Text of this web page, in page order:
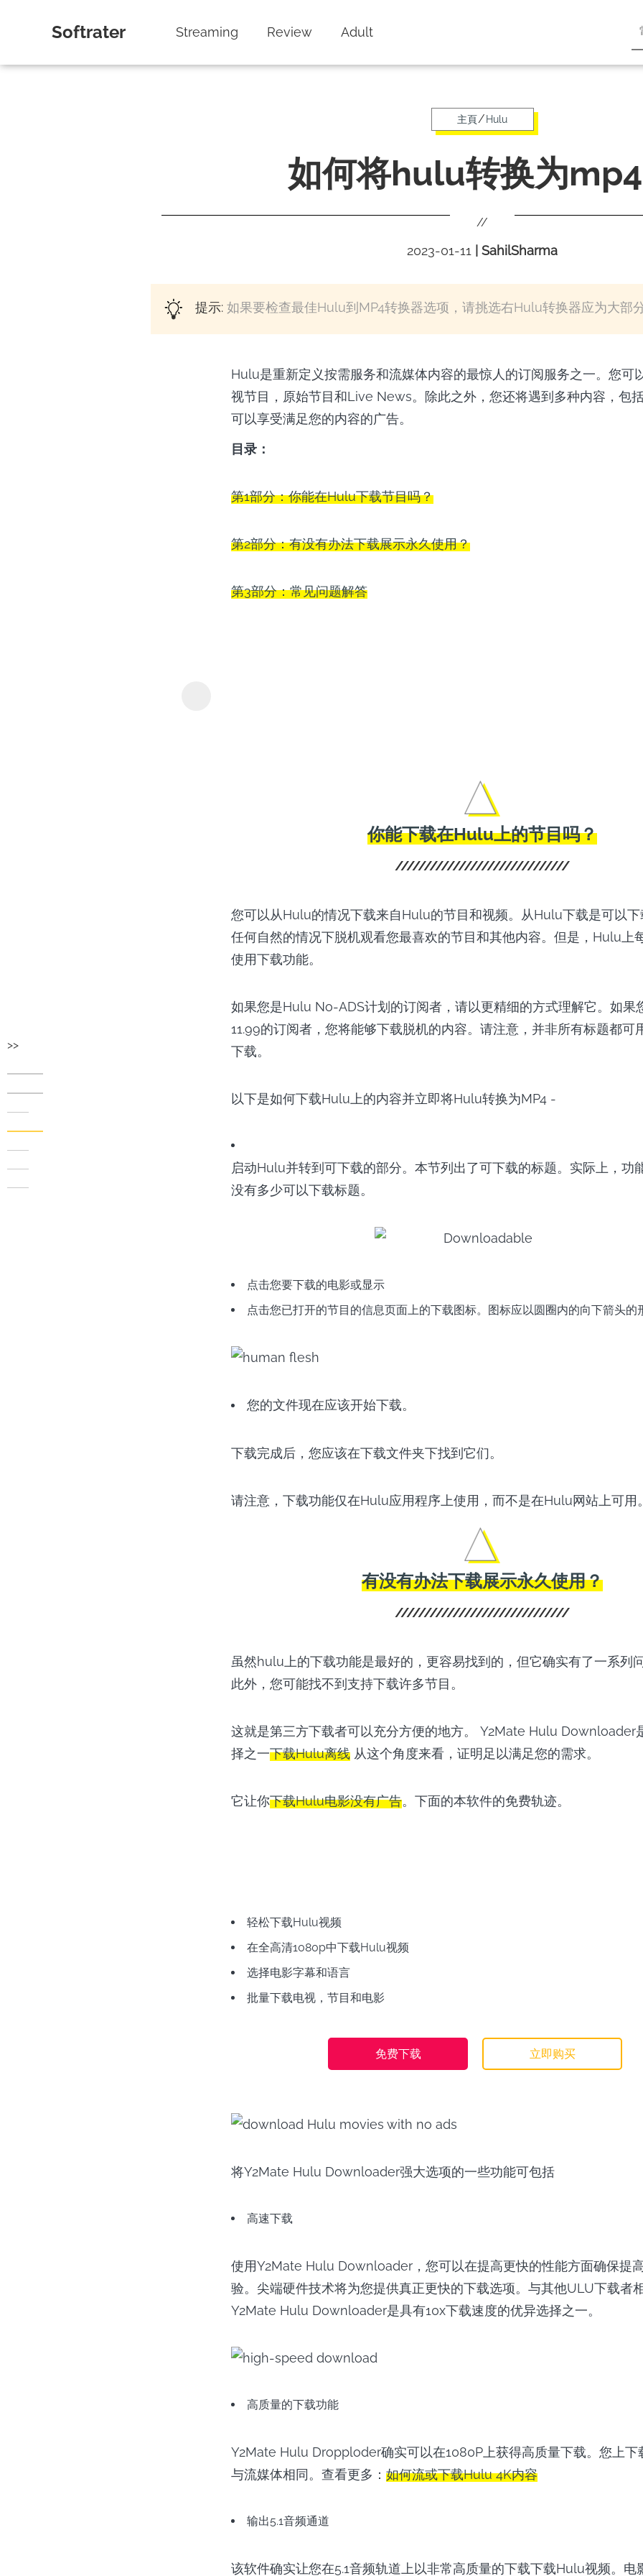
Softrater Streaming Review Adult
>>
主頁/ Hulu
如何将hulu转换为mp4
//
2023-01-11 SahilSharma
提示: 如果要检查最佳Hulu到MP4转换器选项，请挑选右Hulu转换器应为大部
Hulu是重新定义按需服务和流媒体内容的最惊人的订阅服务之一。您可
视节目，原始节目和Live News。除此之外，您还将遇到多种内容，包
可以享受满足您的内容的广告。
目录：
第1部分：你能在Hulu下载节目吗？
第2部分：有没有办法下载展示永久使用？
第3部分：常见问题解答
你能下载在Hulu上的节目吗？
您可以从Hulu的情况下载来自Hulu的节目和视频。从Hulu下载是可以
任何自然的情况下脱机观看您最喜欢的节目和其他内容。但是，Hulu上
使用下载功能。
如果您是Hulu No-ADS计划的订阅者，请以更精细的方式理解它。如果
11.99的订阅者，您将能够下载脱机的内容。请注意，并非所有标题都可
下载。
以下是如何下载Hulu上的内容并立即将Hulu转换为MP4 -
启动Hulu并转到可下载的部分。本节列出了可下载的标题。实际上，功
没有多少可以下载标题。
点击您要下载的电影或显示
点击您已打开的节目的信息页面上的下载图标。图标应以圆圈内的向下箭头的
您的文件现在应该开始下载。
下载完成后，您应该在下载文件夹下找到它们。
请注意，下载功能仅在Hulu应用程序上使用，而不是在Hulu网站上可用。
有没有办法下载展示永久使用？
虽然hulu上的下载功能是最好的，更容易找到的，但它确实有了一系列
此外，您可能找不到支持下载许多节目。
这就是第三方下载者可以充分方便的地方。 Y2Mate Hulu Downloader
择之一下载Hulu离线 从这个角度来看，证明足以满足您的需求。
它让你下载Hulu电影没有广告。下面的本软件的免费轨迹。
轻松下载Hulu视频
在全高清1080p中下载Hulu视频
选择电影字幕和语言
批量下载电视，节目和电影
免费下载 立即购买
将Y2Mate Hulu Downloader强大选项的一些功能可包括
高速下载
使用Y2Mate Hulu Downloader，您可以在提高更快的性能方面确保提
验。尖端硬件技术将为您提供真正更快的下载选项。与其他ULU下载者
Y2Mate Hulu Downloader是具有10x下载速度的优异选择之一。
高质量的下载功能
Y2Mate Hulu Dropploder确实可以在1080P上获得高质量下载。您上下
与流媒体相同。查看更多： 如何流或下载Hulu 4K内容
输出5.1音频通道
该软件确实让您在5.1音频轨道上以非常高质量的下载下载Hulu视频。电